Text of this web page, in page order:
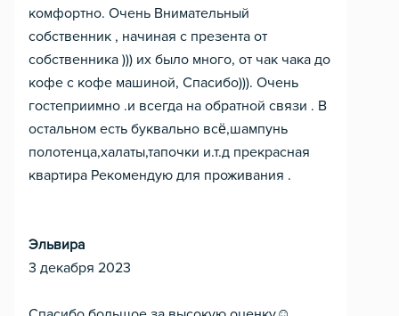
комфортно. Очень Внимательный
собственник , начиная с презента от
собственника ))) их было много, от чак чака до
кофе с кофе машиной, Спасибо))). Очень
гостеприимно .и всегда на обратной связи . В
остальном есть буквально всё,шампунь
полотенца,халаты,тапочки и.т.д прекрасная
квартира Рекомендую для проживания .
Эльвира
3 декабря 2023